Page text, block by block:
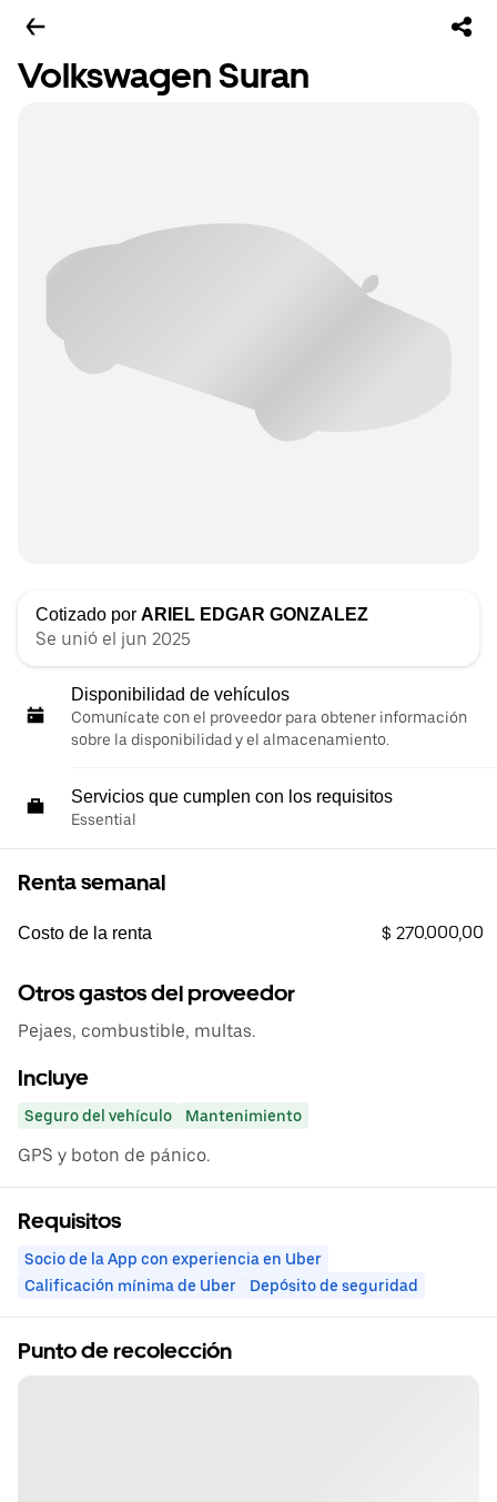
Volkswagen Suran
Cotizado por ARIEL EDGAR GONZALEZ
Se unió el jun 2025
Disponibilidad de vehículos
Comunícate con el proveedor para obtener información
sobre la disponibilidad y el almacenamiento.
Servicios que cumplen con los requisitos
Essential
Renta semanal
Costo de la renta $ 270.000,00
Otros gastos del proveedor
Pejaes, combustible, multas.
Incluye
Seguro del vehículo Mantenimiento
GPS y boton de pánico.
Requisitos
Socio de la App con experiencia en Uber
Calificación mínima de Uber
Depósito de seguridad
Punto de recolección